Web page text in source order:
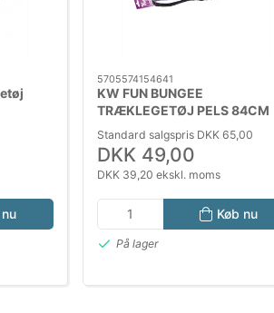
5705574154641
KW FUN BUNGEE
TRÆKLEGETØJ PELS 84CM
Standard salgspris DKK 65,00
DKK 49,00
DKK 39,20 ekskl. moms
Køb nu
På lager